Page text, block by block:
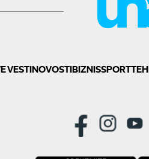
VESTINOVOSTIBIZNISSPORT